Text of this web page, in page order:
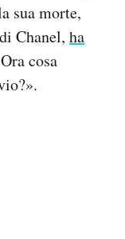
sua morte,
Chanel, ha
cosa